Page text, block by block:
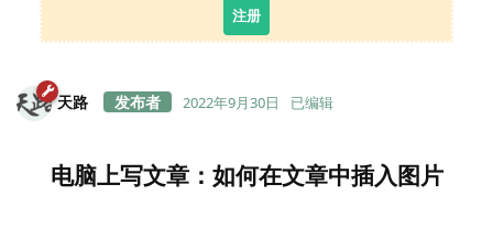
注册
天路 2022年9月30日 已编辑
电脑上写文章：如何在文章中插入图片